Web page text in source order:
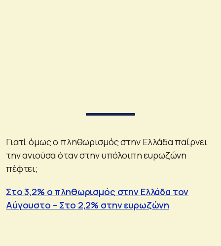
Γιατί όμως ο πληθωρισμός στην Ελλάδα παίρνει
την ανιούσα όταν στην υπόλοιπη ευρωζώνη
πέφτει;
Στο 3,2% ο πληθωρισμός στην Ελλάδα τον
Αύγουστο – Στο 2,2% στην ευρωζώνη